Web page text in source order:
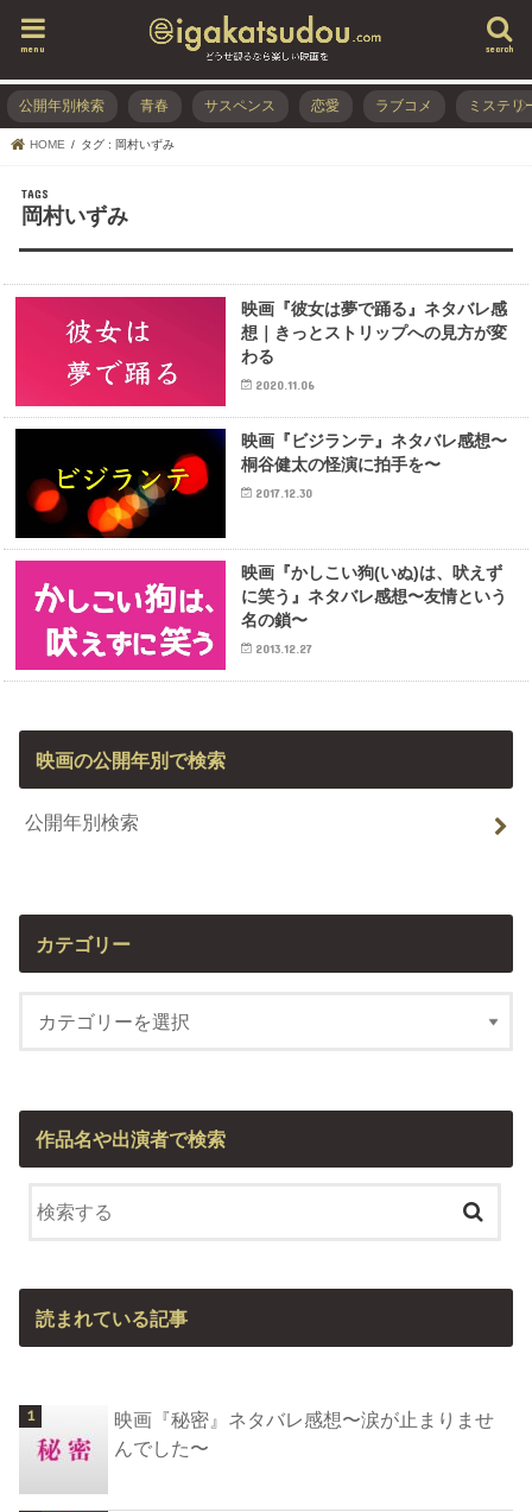
search
menu
公開年別検索 青春 サスペンス 恋愛 ラブコメ ミステリ
HOME タグ : 岡村いずみ
岡村いずみ
映画『彼女は夢で踊る』ネタバレ感
想｜きっとストリップへの見方が変
わる
2020.11.06
映画『ビジランテ』ネタバレ感想〜
桐谷健太の怪演に拍手を〜
2017.12.30
映画『かしこい狗(いぬ)は、吠えず
に笑う』ネタバレ感想〜友情という
名の鎖〜
2013.12.27
映画の公開年別で検索
公開年別検索
カテゴリー
作品名や出演者で検索
読まれている記事
映画『秘密』ネタバレ感想〜涙が止まりませ
んでした〜